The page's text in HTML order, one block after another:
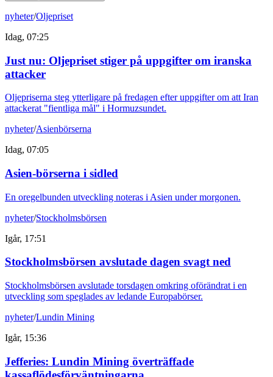
nyheter/Oljepriset
Idag, 07:25
Just nu: Oljepriset stiger på uppgifter om iranska
attacker
Oljepriserna steg ytterligare på fredagen efter uppgifter om att Iran
attackerat "fientliga mål" i Hormuzsundet.
nyheter/Asienbörserna
Idag, 07:05
Asien-börserna i sidled
En oregelbunden utveckling noteras i Asien under morgonen.
nyheter/Stockholmsbörsen
Igår, 17:51
Stockholmsbörsen avslutade dagen svagt ned
Stockholmsbörsen avslutade torsdagen omkring oförändrat i en
utveckling som speglades av ledande Europabörser.
nyheter/Lundin Mining
Igår, 15:36
Jefferies: Lundin Mining överträffade